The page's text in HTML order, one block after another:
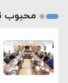
2
محبوب